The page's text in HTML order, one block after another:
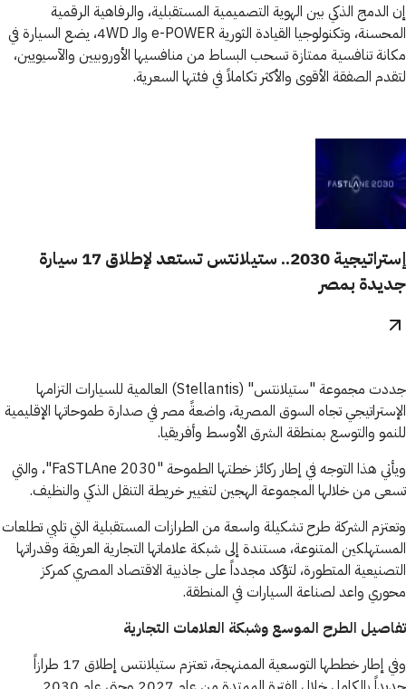
إن الدمج الذكي بين الهوية التصميمية المستقبلية، والرفاهية الرقمية
المحسنة، وتكنولوجيا القيادة الثورية e-POWER والـ 4WD، يضع السيارة في
مكانة تنافسية ممتازة تسحب البساط من منافسيها الأوروبيين والآسيويين،
لتقدم الصفقة الأقوى والأكثر تكاملاً في فئتها السعرية.
إستراتيجية 2030.. ستيلانتس تستعد لإطلاق 17 سيارة
جديدة بمصر
جددت مجموعة "ستيلانتس" (Stellantis) العالمية للسيارات التزامها
الإستراتيجي تجاه السوق المصرية، واضعةً مصر في صدارة طموحاتها الإقليمية
للنمو والتوسع بمنطقة الشرق الأوسط وأفريقيا.
ويأتي هذا التوجه في إطار ركائز خطتها الطموحة "FaSTLAne 2030"، والتي
تسعى من خلالها المجموعة الهجين لتغيير خريطة التنقل الذكي والنظيف.
وتعتزم الشركة طرح تشكيلة واسعة من الطرازات المستقبلية التي تلبي تطلعات
المستهلكين المتنوعة، مستندة إلى شبكة علاماتها التجارية العريقة وقدراتها
التصنيعية المتطورة، لتؤكد مجدداً على جاذبية الاقتصاد المصري كمركز
محوري واعد لصناعة السيارات في المنطقة.
تفاصيل الطرح الموسع وشبكة العلامات التجارية
وفي إطار خططها التوسعية الممنهجة، تعتزم ستيلانتس إطلاق 17 طرازاً